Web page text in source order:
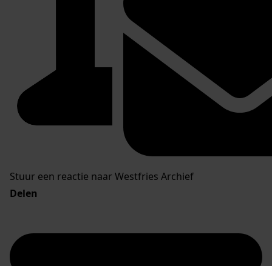
Stuur een reactie naar Westfries Archief
Delen